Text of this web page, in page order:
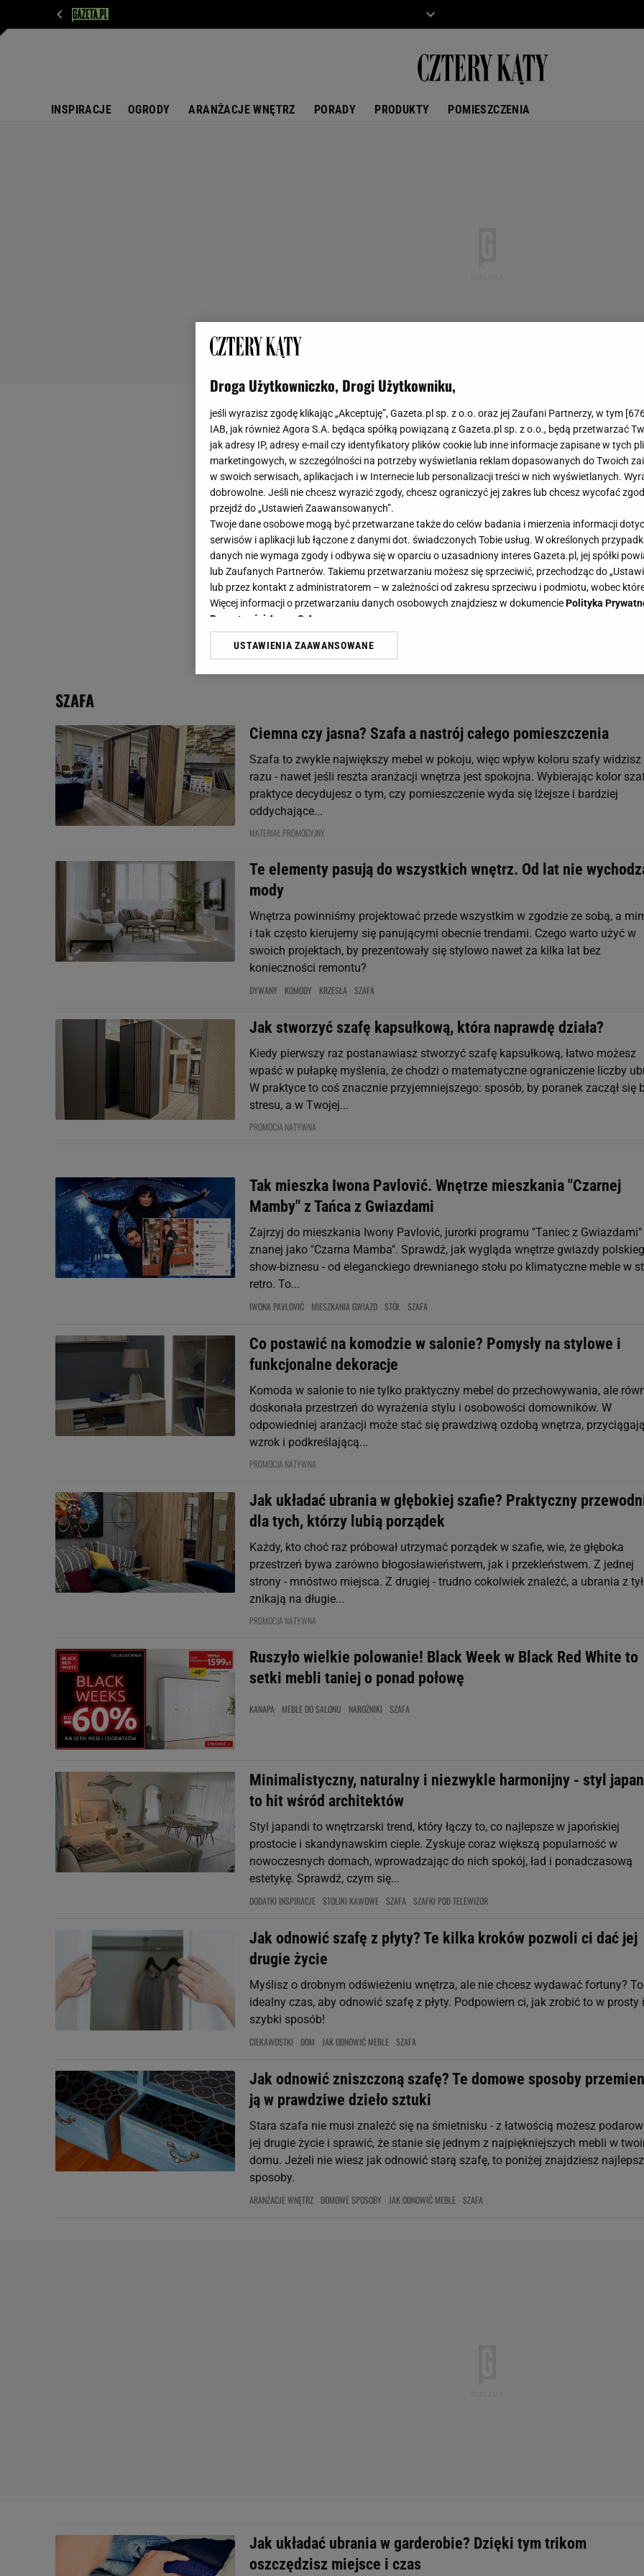
INSPIRACJE OGRODY ARANŻACJE WNĘTRZ PORADY PRODUKTY POMIESZCZENIA
SZAFA
Ciemna czy jasna? Szafa a nastrój całego pomieszczenia
Szafa to zwykle największy mebel w pokoju, więc wpływ koloru szafy widzisz
razu - nawet jeśli reszta aranżacji wnętrza jest spokojna. Wybierając kolor
praktyce decydujesz o tym, czy pomieszczenie wyda się lżejsze i bardziej
oddychające...
MATERIAŁ PROMOCYJNY
Te elementy pasują do wszystkich wnętrz. Od lat nie
mody
Wnętrza powinniśmy projektować przede wszystkim w zgodzie ze sobą, a
i tak często kierujemy się panującymi obecnie trendami. Czego warto użyć w
swoich projektach, by prezentowały się stylowo nawet za kilka lat bez
konieczności remontu?
DYWANY KOMODY KRZESŁA SZAFA
Jak stworzyć szafę kapsułkową, która naprawdę działa?
Kiedy pierwszy raz postanawiasz stworzyć szafę kapsułkową, łatwo możesz
wpaść w pułapkę myślenia, że chodzi o matematyczne ograniczenie liczby
W praktyce to coś znacznie przyjemniejszego: sposób, by poranek zaczął się
stresu, a w Twojej...
PROMOCJA NATYWNA
Tak mieszka Iwona Pavlović. Wnętrze mieszkania "Czarnej
Mamby" z Tańca z Gwiazdami
Zajrzyj do mieszkania Iwony Pavlović, jurorki programu "Taniec z
znanej jako "Czarna Mamba". Sprawdź, jak wygląda wnętrze gwiazdy
show-biznesu - od eleganckiego drewnianego stołu po klimatyczne meble w
retro. To...
IWONA PAVLOVIĆ MIESZKANIA GWIAZD STÓŁ SZAFA
Co postawić na komodzie w salonie? Pomysły na stylowe i
funkcjonalne dekoracje
Komoda w salonie to nie tylko praktyczny mebel do przechowywania, ale
doskonała przestrzeń do wyrażenia stylu i osobowości domowników. W
odpowiedniej aranżacji może stać się prawdziwą ozdobą wnętrza,
wzrok i podkreślającą...
PROMOCJA NATYWNA
Jak układać ubrania w głębokiej szafie? Praktyczny
dla tych, którzy lubią porządek
Każdy, kto choć raz próbował utrzymać porządek w szafie, wie, że głęboka
przestrzeń bywa zarówno błogosławieństwem, jak i przekleństwem. Z jednej
strony - mnóstwo miejsca. Z drugiej - trudno cokolwiek znaleźć, a ubrania z
znikają na długie...
PROMOCJA NATYWNA
Ruszyło wielkie polowanie! Black Week w Black Red White to
setki mebli taniej o ponad połowę
KANAPA MEBLE DO SALONU NAROŻNIKI SZAFA
Minimalistyczny, naturalny i niezwykle harmonijny - styl
to hit wśród architektów
Styl japandi to wnętrzarski trend, który łączy to, co najlepsze w japońskiej
prostocie i skandynawskim cieple. Zyskuje coraz większą popularność w
nowoczesnych domach, wprowadzając do nich spokój, ład i ponadczasową
estetykę. Sprawdź, czym się...
DODATKI INSPIRACJE STOLIKI KAWOWE SZAFA SZAFKI POD TELEWIZOR
Jak odnowić szafę z płyty? Te kilka kroków pozwoli ci dać jej
drugie życie
Myślisz o drobnym odświeżeniu wnętrza, ale nie chcesz wydawać fortuny? To
idealny czas, aby odnowić szafę z płyty. Podpowiem ci, jak zrobić to w prosty i
szybki sposób!
CIEKAWOSTKI DOM JAK ODNOWIĆ MEBLE SZAFA
Jak odnowić zniszczoną szafę? Te domowe sposoby
ją w prawdziwe dzieło sztuki
Stara szafa nie musi znaleźć się na śmietnisku - z łatwością możesz
jej drugie życie i sprawić, że stanie się jednym z najpiękniejszych mebli w
domu. Jeżeli nie wiesz jak odnowić starą szafę, to poniżej znajdziesz
sposoby.
ARANŻACJE WNĘTRZ DOMOWE SPOSOBY JAK ODNOWIĆ MEBLE SZAFA
Jak układać ubrania w garderobie? Dzięki tym trikom
oszczędzisz miejsce i czas
Droga Użytkowniczko, Drogi Użytkowniku,
jeśli wyrazisz zgodę klikając „Akceptuję”, Gazeta.pl sp. z o.o. oraz jej Zaufani Partnerzy, w tym [
IAB, jak również Agora S.A. będąca spółką powiązaną z Gazeta.pl sp. z o.o., będą przetwarzać
jak adresy IP, adresy e-mail czy identyfikatory plików cookie lub inne informacje zapisane w tych
marketingowych, w szczególności na potrzeby wyświetlania reklam dopasowanych do Twoich
w swoich serwisach, aplikacjach i w Internecie lub personalizacji treści w nich wyświetlanych.
dobrowolne. Jeśli nie chcesz wyrazić zgody, chcesz ograniczyć jej zakres lub chcesz wycofać
przejdź do „Ustawień Zaawansowanych”.
Twoje dane osobowe mogą być przetwarzane także do celów badania i mierzenia informacji
serwisów i aplikacji lub łączone z danymi dot. świadczonych Tobie usług. W określonych
danych nie wymaga zgody i odbywa się w oparciu o uzasadniony interes Gazeta.pl, jej spółki
lub Zaufanych Partnerów. Takiemu przetwarzaniu możesz się sprzeciwić, przechodząc do
lub przez kontakt z administratorem – w zależności od zakresu sprzeciwu i podmiotu, wobec
Więcej informacji o przetwarzaniu danych osobowych znajdziesz w dokumenciePolityka
Prywatności Agora S.A.
Klikając „Akceptuję” wyrażasz też zgodę na zainstalowanie i przechowywanie plików cookie
My, nasi Zaufani Partnerzy i Agora S.A. możemy przetwarzać dane osobowe w następujących
Użycie dokładnych danych geolokalizacyjnych. Aktywne skanowanie charakterystyki urządzenia
Przechowywanie informacji na urządzeniu lub dostęp do nich. Spersonalizowane reklamy i treści,
badnie odbiorców i ulepszanie usług.Lista Zaufanych Partnerów
USTAWIENIA ZAAWANSOWANE